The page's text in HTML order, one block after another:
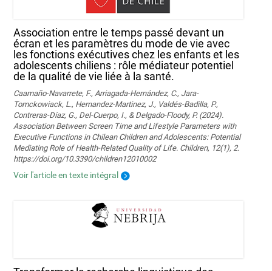
Association entre le temps passé devant un
écran et les paramètres du mode de vie avec
les fonctions exécutives chez les enfants et les
adolescents chiliens : rôle médiateur potentiel
de la qualité de vie liée à la santé.
Caamaño-Navarrete, F., Arriagada-Hernández, C., Jara-
Tomckowiack, L., Hernandez-Martinez, J., Valdés-Badilla, P.,
Contreras-Díaz, G., Del-Cuerpo, I., & Delgado-Floody, P. (2024).
Association Between Screen Time and Lifestyle Parameters with
Executive Functions in Chilean Children and Adolescents: Potential
Mediating Role of Health-Related Quality of Life. Children, 12(1), 2.
https://doi.org/10.3390/children12010002
Voir l'article en texte intégral